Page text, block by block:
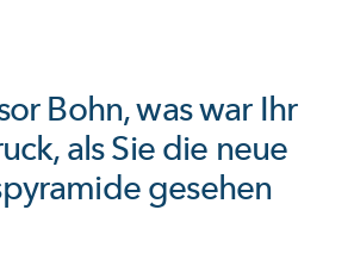
Bohn, was war Ihr
als Sie die neue
gesehen